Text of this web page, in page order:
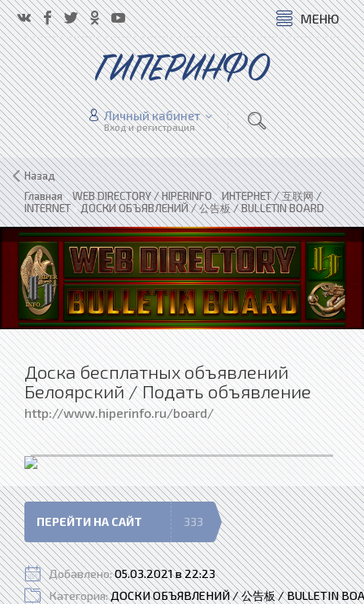
МЕНЮ
ГИПЕРИНФО
Личный кабинет
Вход и регистрация
Назад
Главная»WEB DIRECTORY / HIPERINFO»ИНТЕРНЕТ / 互联网 /
INTERNET»ДОСКИ ОБЪЯВЛЕНИЙ / 公告板 / BULLETIN BOARD
Доска бесплатных объявлений
Белоярский / Подать объявление
http://www.hiperinfo.ru/board/
ПЕРЕЙТИ НА САЙТ 333
Добавлено:05.03.2021 в 22:23
Категория:ДОСКИ ОБЪЯВЛЕНИЙ / 公告板 / BULLETIN